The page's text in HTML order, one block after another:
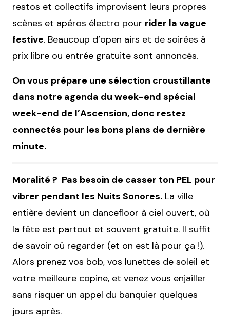
restos et collectifs improvisent leurs propres
scènes et apéros électro pour rider la vague
festive. Beaucoup d’open airs et de soirées à
prix libre ou entrée gratuite sont annoncés.
On vous prépare une sélection croustillante
dans notre agenda du week-end spécial
week-end de l’Ascension, donc restez
connectés pour les bons plans de dernière
minute.
Moralité ? Pas besoin de casser ton PEL pour
vibrer pendant les Nuits Sonores. La ville
entière devient un dancefloor à ciel ouvert, où
la fête est partout et souvent gratuite. Il suffit
de savoir où regarder (et on est là pour ça !).
Alors prenez vos bob, vos lunettes de soleil et
votre meilleure copine, et venez vous enjailler
sans risquer un appel du banquier quelques
jours après.